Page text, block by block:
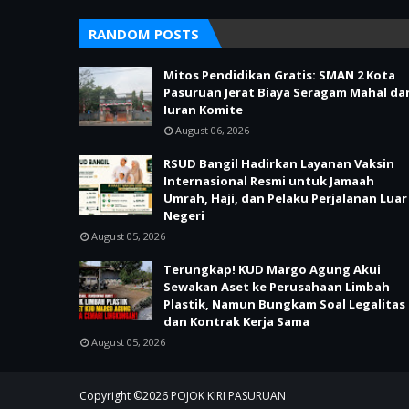
RANDOM POSTS
Mitos Pendidikan Gratis: SMAN 2 Kota
Pasuruan Jerat Biaya Seragam Mahal
Iuran Komite
August 06, 2026
RSUD Bangil Hadirkan Layanan Vaksin
Internasional Resmi untuk Jamaah
Umrah, Haji, dan Pelaku Perjalanan Luar
Negeri
August 05, 2026
Terungkap! KUD Margo Agung Akui
Sewakan Aset ke Perusahaan Limbah
Plastik, Namun Bungkam Soal Legalitas
dan Kontrak Kerja Sama
August 05, 2026
Copyright ©2026 POJOK KIRI PASURUAN